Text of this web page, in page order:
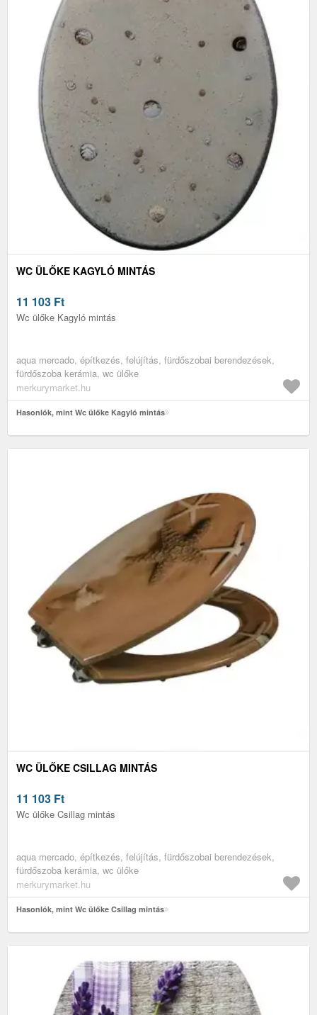
WC ÜLŐKE KAGYLÓ MINTÁS
11 103 Ft
Wc ülőke Kagyló mintás
aqua mercado, építkezés, felújítás, fürdőszobai berendezések,
fürdőszoba kerámia, wc ülőke
merkurymarket.hu
Hasonlók, mint Wc ülőke Kagyló mintás
WC ÜLŐKE CSILLAG MINTÁS
11 103 Ft
Wc ülőke Csillag mintás
aqua mercado, építkezés, felújítás, fürdőszobai berendezések,
fürdőszoba kerámia, wc ülőke
merkurymarket.hu
Hasonlók, mint Wc ülőke Csillag mintás